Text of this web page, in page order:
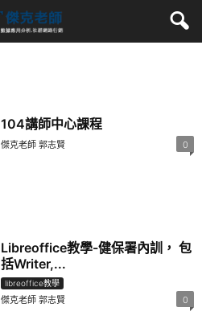
104講師中心課程
傑克老師 郭志賢 0
Libreoffice教學-健保署內訓， 包
括Writer,...
libreoffice教學
傑克老師 郭志賢 0